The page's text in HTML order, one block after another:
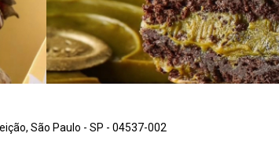
São Paulo - SP - 04537-002